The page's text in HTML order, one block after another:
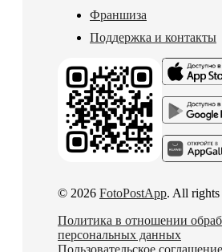
Франшиза
Поддержка и контакты
© 2026 FotoPostApp. All rights
Политика в отношении
персональных данных
Пользовательское соглашение